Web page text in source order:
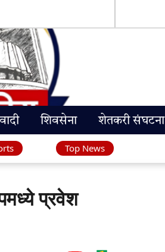
शिवसेना शेतकरी संघटना
Top News
प्रवेश